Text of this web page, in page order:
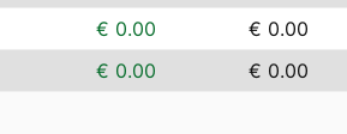
€ 0.00 € 0.00
€ 0.00 € 0.00